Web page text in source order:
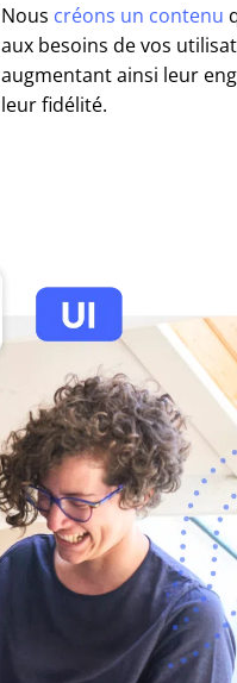
Nous créons un contenu
aux besoins de vos
augmentant ainsi leur
leur fidélité.